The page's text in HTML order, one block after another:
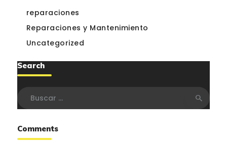
reparaciones
Reparaciones y Mantenimiento
Uncategorized
Search
Comments